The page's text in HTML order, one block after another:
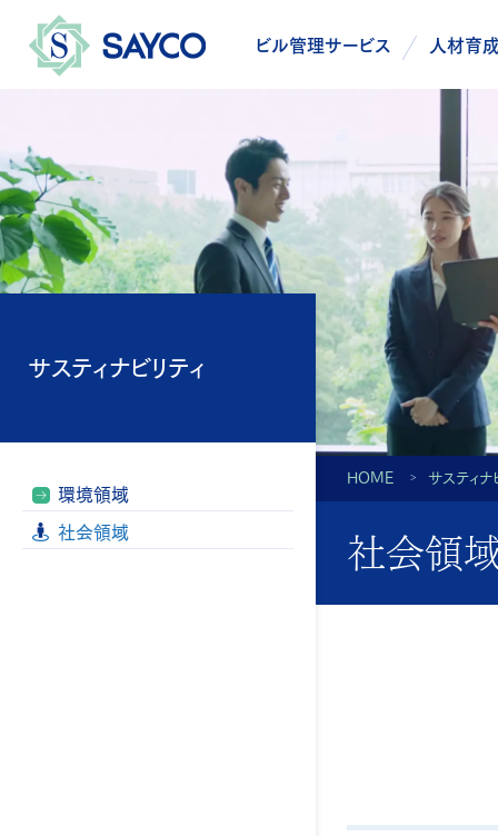
ビル管理サービス 人材育
HOME サスティナ
社会領
サスティナビリティ
環境領域
社会領域